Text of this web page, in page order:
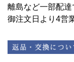
離島など一部配達
御注文日より4営